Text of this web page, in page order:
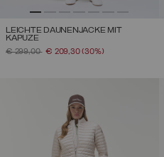
LEICHTE DAUNENJACKE MIT
KAPUZE
PREIS REDUZIERT VON
€ 299,00AUF
€ 209,30(30%)